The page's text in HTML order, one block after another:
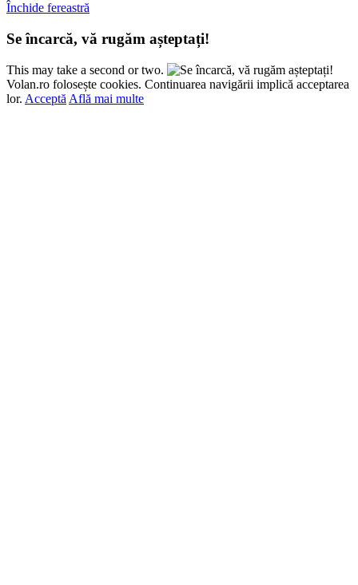
Închide fereastră
Se încarcă, vă rugăm așteptați!
This may take a second or two.
Volan.ro folosește cookies. Continuarea navigării implică acceptarea
lor. Acceptă Află mai multe